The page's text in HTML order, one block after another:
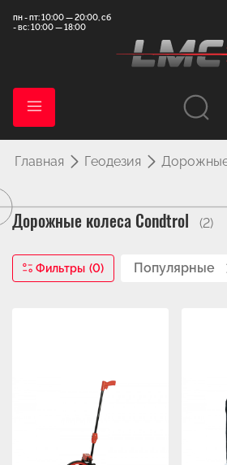
пн - пт: 10:00 — 20:00, сб
- вс: 10:00 — 18:00
Главная Геодезия
Дорожные колеса Condtrol (2)
Фильтры (0) Популярные